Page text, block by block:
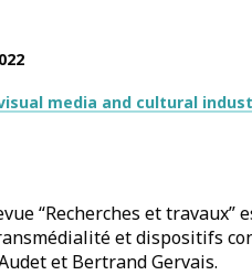
media and cultural
“Recherches et
et dispositifs
et Bertrand Gervais.